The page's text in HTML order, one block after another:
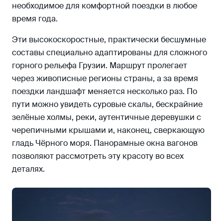
необходимое для комфортной поездки в любое
время года.
Эти высокоскоростные, практически бесшумные
составы специально адаптированы для сложного
горного рельефа Грузии. Маршрут пролегает
через живописные регионы страны, а за время
поездки ландшафт меняется несколько раз. По
пути можно увидеть суровые скалы, бескрайние
зелёные холмы, реки, аутентичные деревушки с
черепичными крышами и, наконец, сверкающую
гладь Чёрного моря. Панорамные окна вагонов
позволяют рассмотреть эту красоту во всех
деталях.